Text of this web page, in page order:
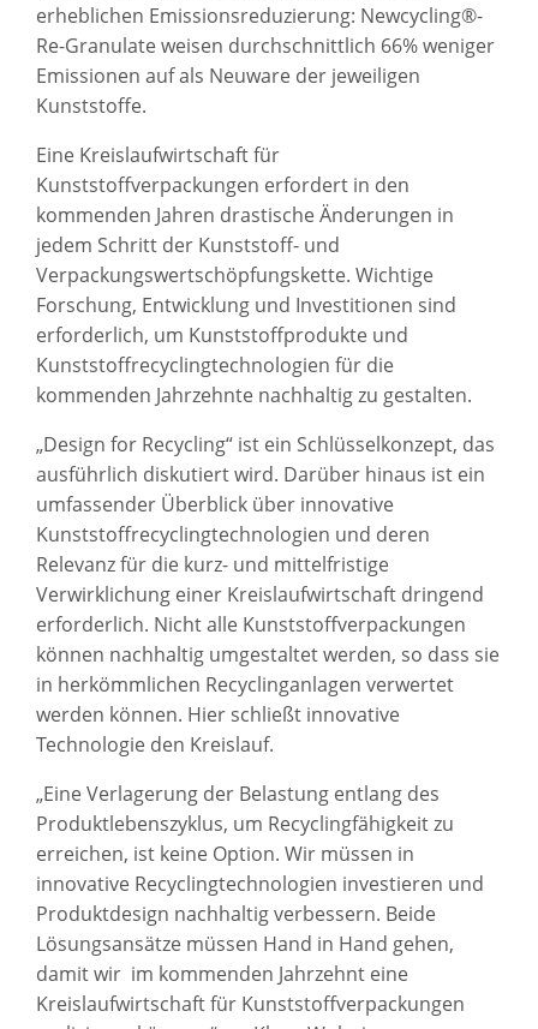
erheblichen Emissionsreduzierung: Newcycling®-
Re-Granulate weisen durchschnittlich 66% weniger
Emissionen auf als Neuware der jeweiligen
Kunststoffe.
Eine Kreislaufwirtschaft für
Kunststoffverpackungen erfordert in den
kommenden Jahren drastische Änderungen in
jedem Schritt der Kunststoff- und
Verpackungswertschöpfungskette. Wichtige
Forschung, Entwicklung und Investitionen sind
erforderlich, um Kunststoffprodukte und
Kunststoffrecyclingtechnologien für die
kommenden Jahrzehnte nachhaltig zu gestalten.
„Design for Recycling“ ist ein Schlüsselkonzept, das
ausführlich diskutiert wird. Darüber hinaus ist ein
umfassender Überblick über innovative
Kunststoffrecyclingtechnologien und deren
Relevanz für die kurz- und mittelfristige
Verwirklichung einer Kreislaufwirtschaft dringend
erforderlich. Nicht alle Kunststoffverpackungen
können nachhaltig umgestaltet werden, so dass sie
in herkömmlichen Recyclinganlagen verwertet
werden können. Hier schließt innovative
Technologie den Kreislauf.
„Eine Verlagerung der Belastung entlang des
Produktlebenszyklus, um Recyclingfähigkeit zu
erreichen, ist keine Option. Wir müssen in
innovative Recyclingtechnologien investieren und
Produktdesign nachhaltig verbessern. Beide
Lösungsansätze müssen Hand in Hand gehen,
damit wir im kommenden Jahrzehnt eine
Kreislaufwirtschaft für Kunststoffverpackungen